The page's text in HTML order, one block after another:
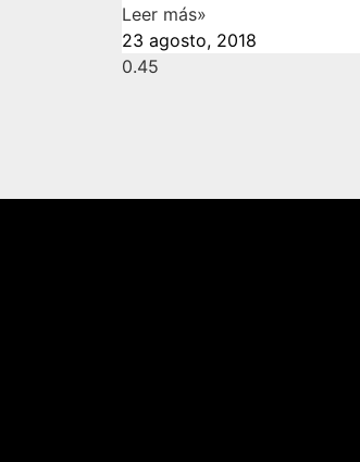
Leer más»
23 agosto, 2018